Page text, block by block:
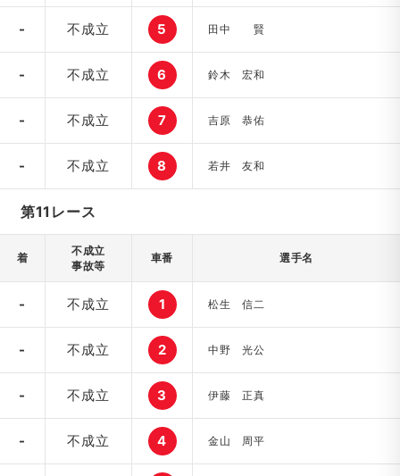
- 不成立 5 田中 賢
- 不成立 6 鈴木 宏和
- 不成立 7 吉原 恭佑
- 不成立 8 若井 友和
第11レース
着
不成立
事故等
車番 選手名
- 不成立 1 松生 信二
- 不成立 2 中野 光公
- 不成立 3 伊藤 正真
- 不成立 4 金山 周平